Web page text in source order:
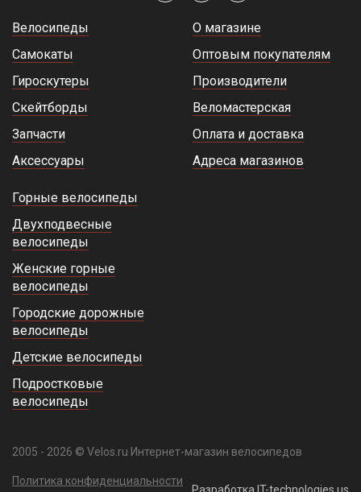
Велосипеды
Самокаты
Гироскутеры
Скейтборды
Запчасти
Аксессуары
О магазине
Оптовым покупателям
Производители
Веломастерская
Оплата и доставка
Адреса магазинов
Горные велосипеды
Двухподвесные
велосипеды
Женские горные
велосипеды
Городские дорожные
велосипеды
Детские велосипеды
Подростковые
велосипеды
2005 - 2026 © Velos.ru Интернет-магазин велосипедов
Политика конфиденциальности